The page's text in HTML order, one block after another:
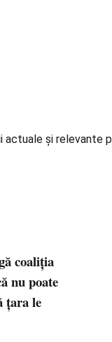
actuale și
coaliția
nu poate
țara le